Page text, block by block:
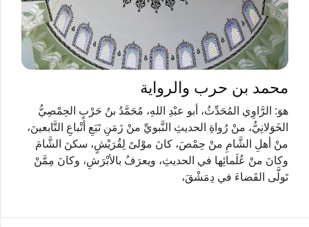
محمد بن حرب والرواية
هوَ: الرَّاوِي المُحَدِّثُ، أبو عبْدِ اللهِ، مُحَمَّدُ بنُ حَرْبٍ الحِمْصِيُّ
الخَوَلانِيُّ، منْ رُواةِ الحديثِ النَّبويِّ منْ زَمَنِ تَبَعِ أتْباعِ التَّابعينَ،
منْ أهلِ الشَّامِ منْ حِمْصَ، كانَ موْلىً لِقُرَيْشٍ، سكنَ الشَّامَ
وكانَ منْ عُلَمائِها في الحديثِ، ويعرَفُ بالأبْرَشِ، وكانَ مِمَّنْ
تَولَّى القَضاءَ في دِمَشْقَ،